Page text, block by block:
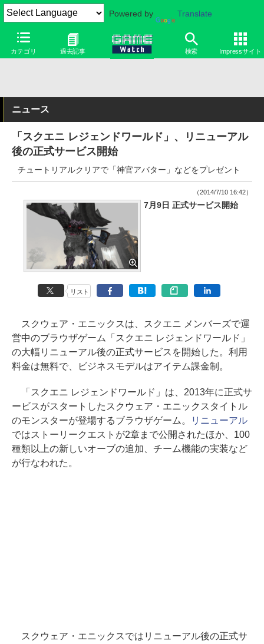
Powered by Translate
カテゴリ 過去記事 検索 Impressサイト
ニュース
「スクエニ レジェンドワールド」、リニューアル
後の正式サービス開始
チュートリアルクリアで「神官アバター」などをプレゼント
（2014/7/10 16:42）
7月9日 正式サービス開始
リスト
スクウェア・エニックスは、スクエニ メンバーズで運
営中のブラウザゲーム「スクエニ レジェンドワールド」
の大幅リニューアル後の正式サービスを開始した。利用
料金は無料で、ビジネスモデルはアイテム課金制。
「スクエニ レジェンドワールド」は、2013年に正式サ
ービスがスタートしたスクウェア・エニックスタイトル
のモンスターが登場するブラウザゲーム。
リニューアル
ではストーリークエストが2章まで公開されたほか、100
種類以上の新しいオーブの追加、チーム機能の実装など
が行なわれた。
スクウェア・エニックスではリニューアル後の正式サ